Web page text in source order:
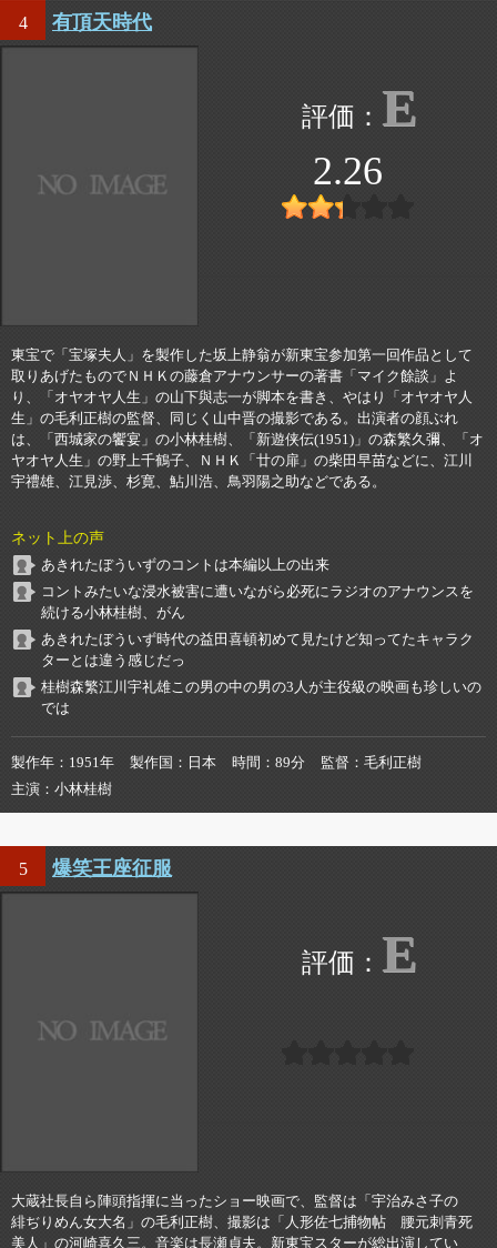
4 有頂天時代
E
2.26
東宝で「宝塚夫人」を製作した坂上静翁が新東宝参加第一回作品として
取りあげたものでＮＨＫの藤倉アナウンサーの著書「マイク餘談」よ
り、「オヤオヤ人生」の山下與志一が脚本を書き、やはり「オヤオヤ人
生」の毛利正樹の監督、同じく山中晋の撮影である。出演者の顔ぶれ
は、「西城家の饗宴」の小林桂樹、「新遊侠伝(1951)」の森繁久彌、「オ
ヤオヤ人生」の野上千鶴子、ＮＨＫ「廿の扉」の柴田早苗などに、江川
宇禮雄、江見渉、杉寛、鮎川浩、鳥羽陽之助などである。
ネット上の声
あきれたぼういずのコントは本編以上の出来
コントみたいな浸水被害に遭いながら必死にラジオのアナウンスを
続ける小林桂樹、がん
あきれたぼういず時代の益田喜頓初めて見たけど知ってたキャラク
ターとは違う感じだっ
桂樹森繁江川宇礼雄この男の中の男の3人が主役級の映画も珍しいの
では
製作年 1951年 製作国 日本 時間 89分 監督
毛利正樹
主演
小林桂樹
5 爆笑王座征服
E
大蔵社長自ら陣頭指揮に当ったショー映画で、監督は「宇治みさ子の
緋ぢりめん女大名」の毛利正樹、撮影は「人形佐七捕物帖 腰元刺青死
美人」の河崎喜久三。音楽は長瀬貞夫。新東宝スターが総出演してい